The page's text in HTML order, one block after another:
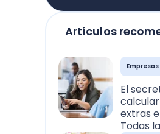
Artículos
Empresas
El
extras
Todas